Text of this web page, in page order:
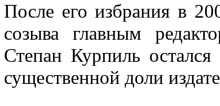
После его избрания в
созыва главным
Степан Курпиль
существенной доли